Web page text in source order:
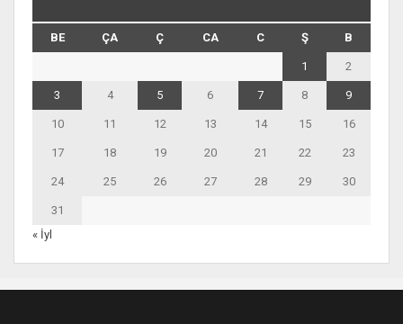
BE ÇA Ç CA C Ş B
1 2
3 4 5 6 7 8 9
10 11 12 13 14 15 16
17 18 19 20 21 22 23
24 25 26 27 28 29 30
31
« İyl